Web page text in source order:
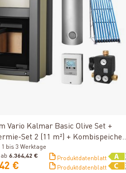
Vario Kalmar Basic Olive Set +
Set 2 (11 m²) + Kombispeicher
+ SWT
bis 3 Werktage
6.364,42 €
€
Produktdatenblatt
Produktdatenblatt